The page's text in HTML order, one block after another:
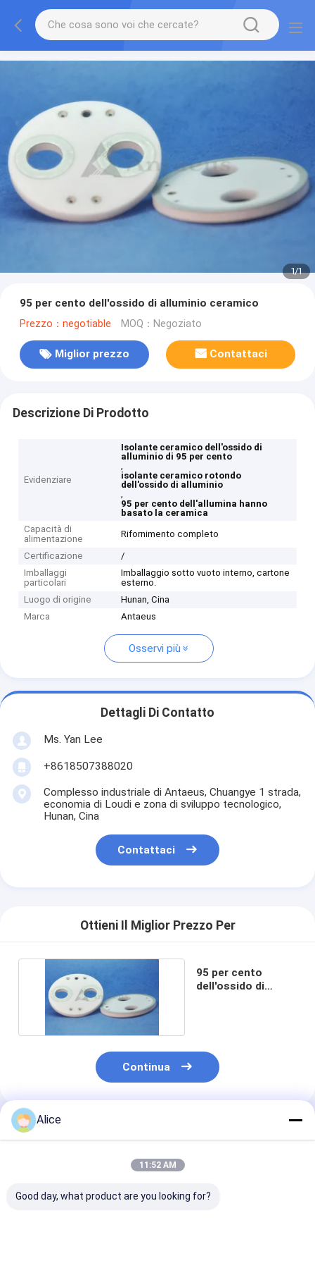
1/1
95 per cento dell'ossido di alluminio ceramico
Prezzo：negotiable MOQ：Negoziato
Miglior prezzo Contattaci
Descrizione Di Prodotto
Evidenziare
Isolante ceramico dell'ossido di
alluminio di 95 per cento
,
isolante ceramico rotondo
dell'ossido di alluminio
,
95 per cento dell'allumina hanno
basato la ceramica
Capacità di
alimentazione
Rifornimento completo
Certificazione
/
Imballaggi
particolari
Imballaggio sotto vuoto interno, cartone
esterno.
Luogo di origine
Hunan, Cina
Marca
Antaeus
Osservi più
Dettagli Di Contatto
Ms. Yan Lee
+8618507388020
Complesso industriale di Antaeus, Chuangye 1 strada,
economia di Loudi e zona di sviluppo tecnologico,
Hunan, Cina
Contattaci
Ottieni Il Miglior Prezzo Per
95 per cento
dell'ossido di
Continua
Prodotti Raccomandati
Alice
11:52 AM
Good day, what product are you looking for?